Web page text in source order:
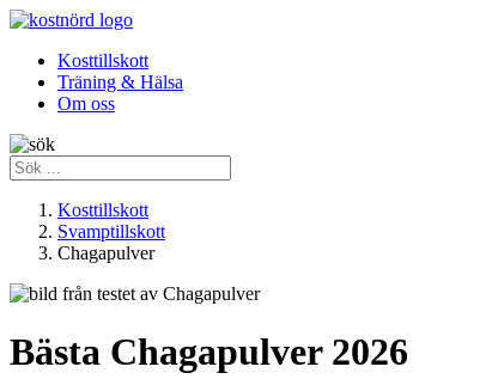
Kosttillskott
Träning & Hälsa
Om oss
Kosttillskott
Svamptillskott
Chagapulver
Bästa Chagapulver 2026